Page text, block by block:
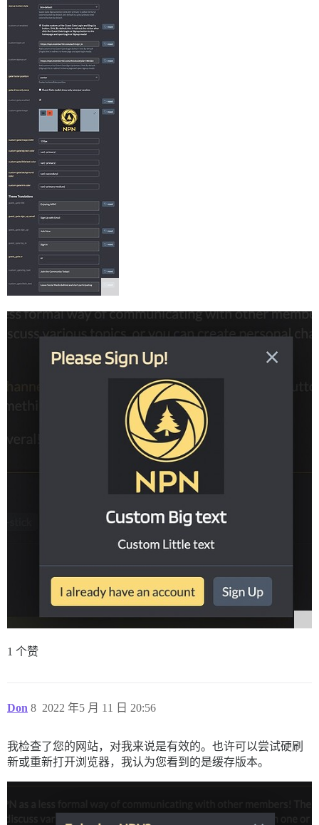
1 个赞
Don 2022 年5 月 11 日 20:56
8
我检查了您的网站，对我来说是有效的。也许可以尝试硬刷
新或重新打开浏览器，我认为您看到的是缓存版本。